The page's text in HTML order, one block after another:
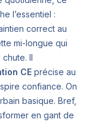
l’essentiel :
correct au
mi-longue qui
Il
CE précise au
confiance. On
basique. Bref,
en gant de